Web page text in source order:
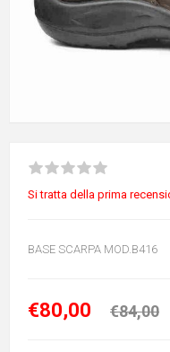
Si tratta della prima
BASE SCARPA MOD.B416
€80,00 €84,00